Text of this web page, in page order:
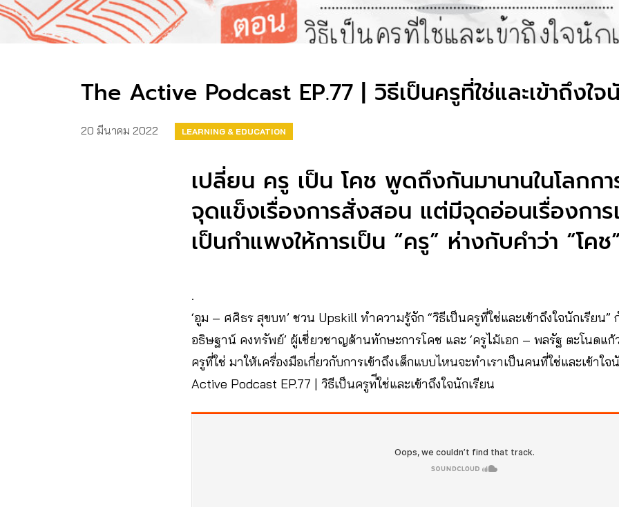
The Active Podcast EP.77 | วิธีเป็นครูที่ใช่และเข้าถึงใจ
20 มีนาคม 2022 LEARNING & EDUCATION
เปลี่ยน ครู เป็น โคช พูดถึงกันมานานในโลกก
จุดแข็งเรื่องการสั่งสอน แต่มีจุดอ่อนเรื่องกา
เป็นกำแพงให้การเป็น “ครู” ห่างกับคำว่า “โคช
.
‘อูม – ศศิธร สุขบท’ ชวน Upskill ทำความรู้จัก “วิธีเป็นครูที่ใช่และเข้าถึงใจนักเรียน”
อธิษฐาน์ คงทรัพย์’ ผู้เชี่ยวชาญด้านทักษะการโคช และ ‘ครูไม้เอก – พลรัฐ ตะโนดแ
ครูที่ใช่ มาให้เครื่องมือเกี่ยวกับการเข้าถึงเด็กแบบไหนจะทำเราเป็นคนที่ใช่และเข้าใ
Active Podcast EP.77 | วิธีเป็นครูท่ีใช่และเข้าถึงใจนักเรียน